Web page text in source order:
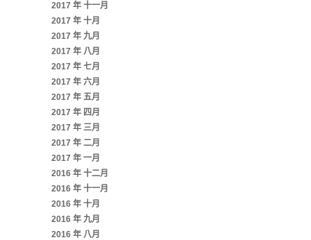
2017 年 十一月
2017 年 十月
2017 年 九月
2017 年 八月
2017 年 七月
2017 年 六月
2017 年 五月
2017 年 四月
2017 年 三月
2017 年 二月
2017 年 一月
2016 年 十二月
2016 年 十一月
2016 年 十月
2016 年 九月
2016 年 八月